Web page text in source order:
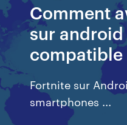
Comment
sur android
compatible
Fortnite sur
smartphones ...